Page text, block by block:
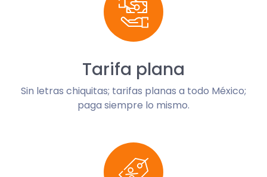
Tarifa plana
Sin letras chiquitas; tarifas planas a todo México;
paga siempre lo mismo.